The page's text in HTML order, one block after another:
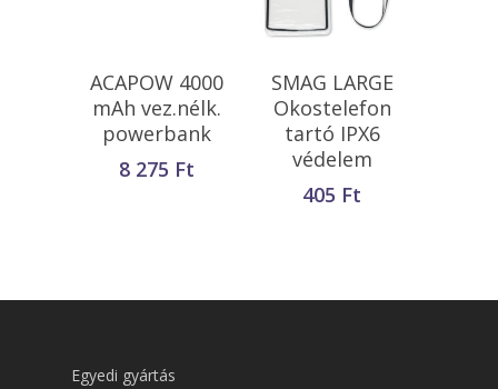
Kosárba
Teszem
ACAPOW 4000
mAh vez.nélk.
powerbank
8 275 Ft
Kosárba
Teszem
SMAG LARGE
Okostelefon
tartó IPX6
védelem
405 Ft
Egyedi gyártás